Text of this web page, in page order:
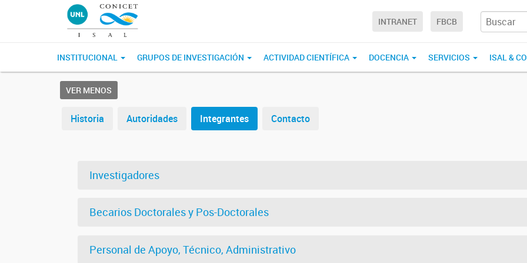
INTRANET FBCB
INSTITUCIONAL GRUPOS DE INVESTIGACIÓN ACTIVIDAD CIENTÍFICA DOCENCIA SERVICIOS ISAL &
VER MENOS
Historia Autoridades Integrantes Contacto
Investigadores
Becarios Doctorales y Pos-Doctorales
Personal de Apoyo, Técnico, Administrativo